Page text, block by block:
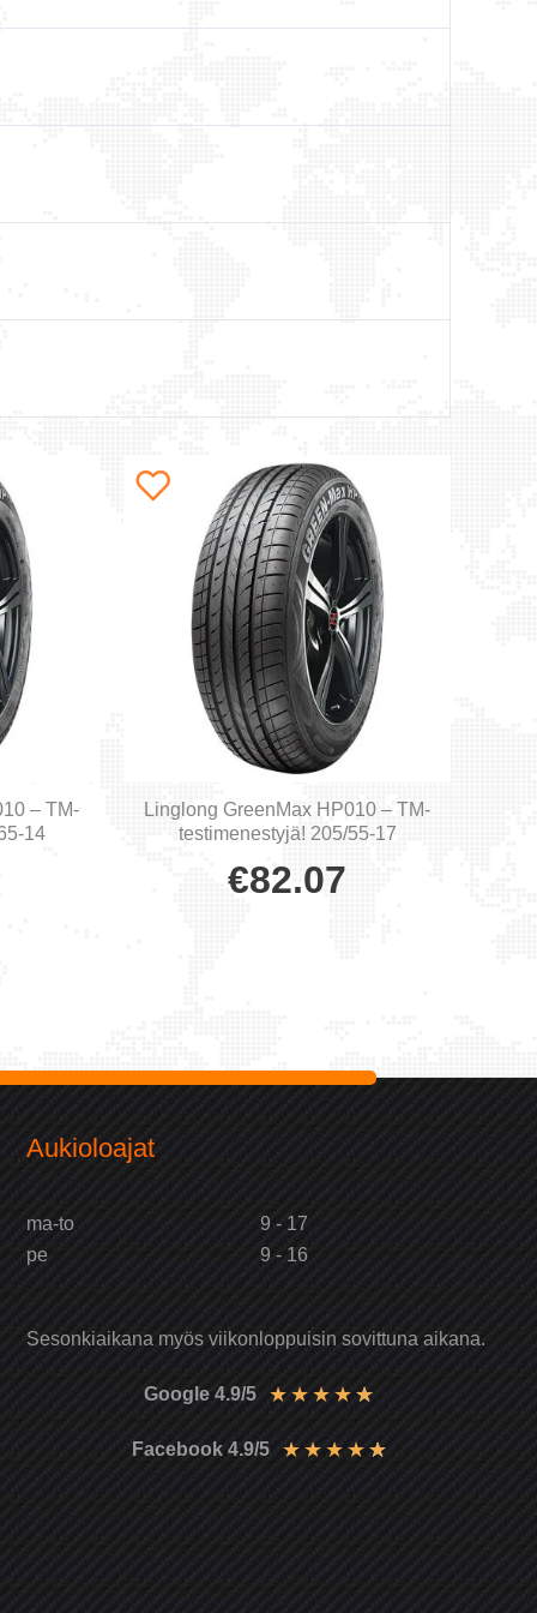
– TM-
14
Linglong GreenMax HP010 – TM-
testimenestyjä! 205/55-17
€82.07
Aukioloajat
ma-to
9 - 17
pe
9 - 16
Sesonkiaikana myös viikonloppuisin sovittuna aikana.
Google 4.9/5 ★ ★ ★ ★ ★
Facebook 4.9/5 ★ ★ ★ ★ ★